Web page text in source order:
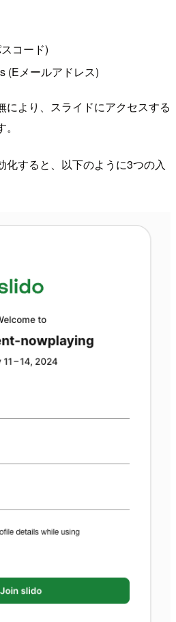
コード)
(Eメールアドレス)
により、スライドにアクセスする
化すると、以下のように3つの入